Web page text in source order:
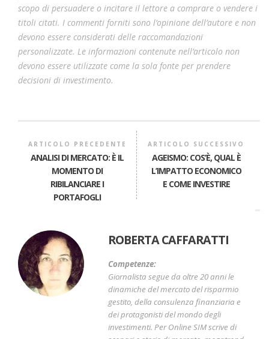
scopo di persuadere o incitare il lettore a comprare o vendere i
titoli citati. I commenti forniti sono l’opinione dell’autore e non
devono essere considerati delle raccomandazioni
personalizzate. Le informazioni contenute nell’articolo non
devono essere utilizzate come la sola fonte per prendere
decisioni di investimento.
ARTICOLO PRECEDENTE
ANALISI DI MERCATO: È IL
MOMENTO DI
RIBILANCIARE I
PORTAFOGLI
ARTICOLO SUCCESSIVO
AGEISMO: COS’È, QUAL È
L’IMPATTO ECONOMICO
E COME INVESTIRE
ROBERTA CAFFARATTI
Competenze:
Giornalista segue da oltre 20 anni le
dinamiche del mercato del risparmio
gestito, della consulenza finanziaria e
dei protagonisti del mondo degli
investimenti. Per Online SIM scrive di